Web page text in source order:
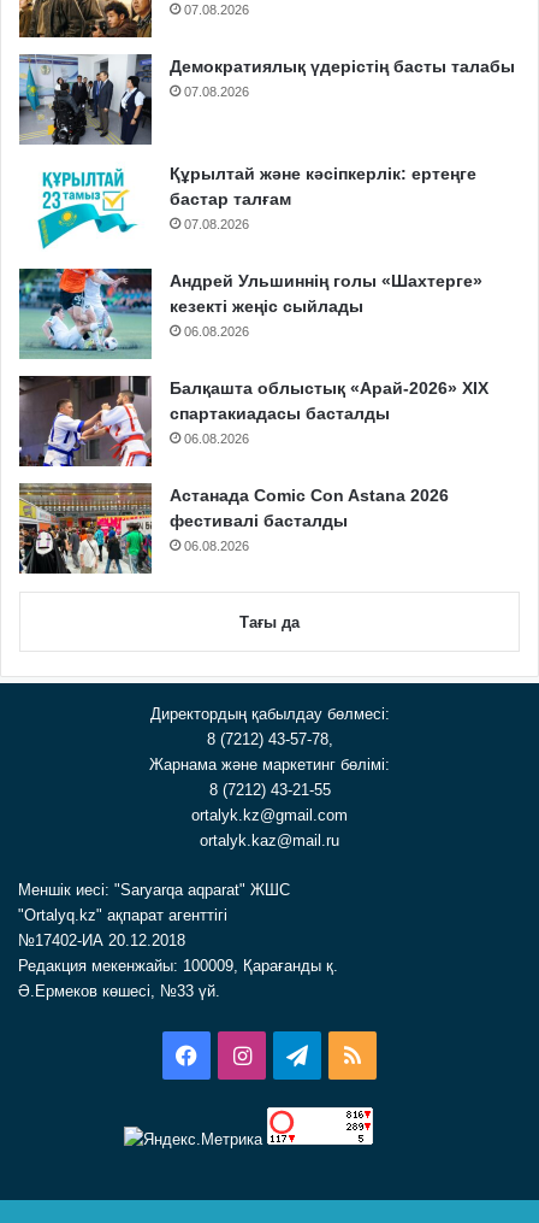
07.08.2026
Демократиялық үдерістің басты талабы
07.08.2026
Құрылтай және кәсіпкерлік: ертеңге
бастар талғам
07.08.2026
Андрей Ульшиннің голы «Шахтерге»
кезекті жеңіс сыйлады
06.08.2026
Балқашта облыстық «Арай-2026» XIX
спартакиадасы басталды
06.08.2026
Астанада Comic Con Astana 2026
фестивалі басталды
06.08.2026
Тағы да
Директордың қабылдау бөлмесі:
8 (7212) 43-57-78,
Жарнама және маркетинг бөлімі:
8 (7212) 43-21-55
ortalyk.kz@gmail.com
ortalyk.kaz@mail.ru
Меншік иесі: "Saryarqa aqparat" ЖШС
"Ortalyq.kz" ақпарат агенттігі
№17402-ИА 20.12.2018
Редакция мекенжайы: 100009, Қарағанды қ.
Ә.Ермеков көшесі, №33 үй.
FacebookInstagramTelegram